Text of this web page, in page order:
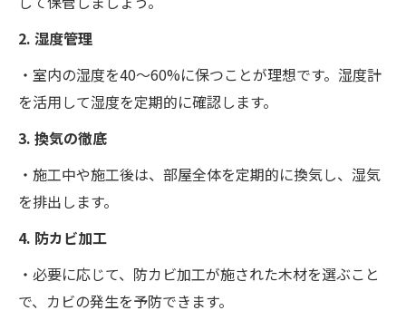
2. 湿度管理
・室内の湿度を40～60%に保つことが理想です。湿度計
を活用して湿度を定期的に確認します。
3. 換気の徹底
・施工中や施工後は、部屋全体を定期的に換気し、湿気
を排出します。
4. 防カビ加工
・必要に応じて、防カビ加工が施された木材を選ぶこと
で、カビの発生を予防できます。